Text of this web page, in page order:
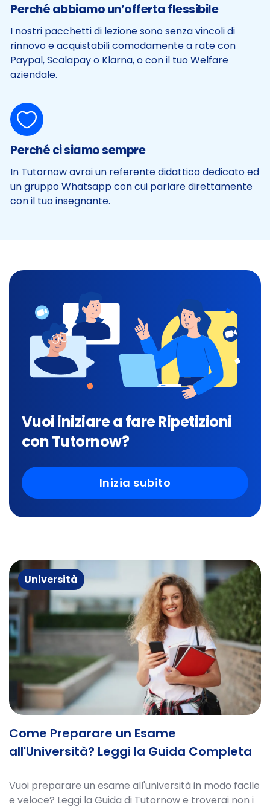
Perché abbiamo un’offerta flessibile
I nostri pacchetti di lezione sono senza vincoli di
rinnovo e acquistabili comodamente a rate con
Paypal, Scalapay o Klarna, o con il tuo Welfare
aziendale.
Perché ci siamo sempre
In Tutornow avrai un referente didattico dedicato ed
un gruppo Whatsapp con cui parlare direttamente
con il tuo insegnante.
Vuoi iniziare a fare Ripetizioni
con Tutornow?
Inizia subito
Università
Come Preparare un Esame
all'Università? Leggi la Guida Completa
Vuoi preparare un esame all'università in modo facile
e veloce? Leggi la Guida di Tutornow e troverai non i